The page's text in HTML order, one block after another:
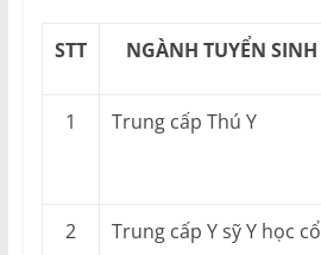
STT NGÀNH TUYỂN SINH
1 Trung cấp Thú Y
2
Trung cấp Y sỹ Y học cổ